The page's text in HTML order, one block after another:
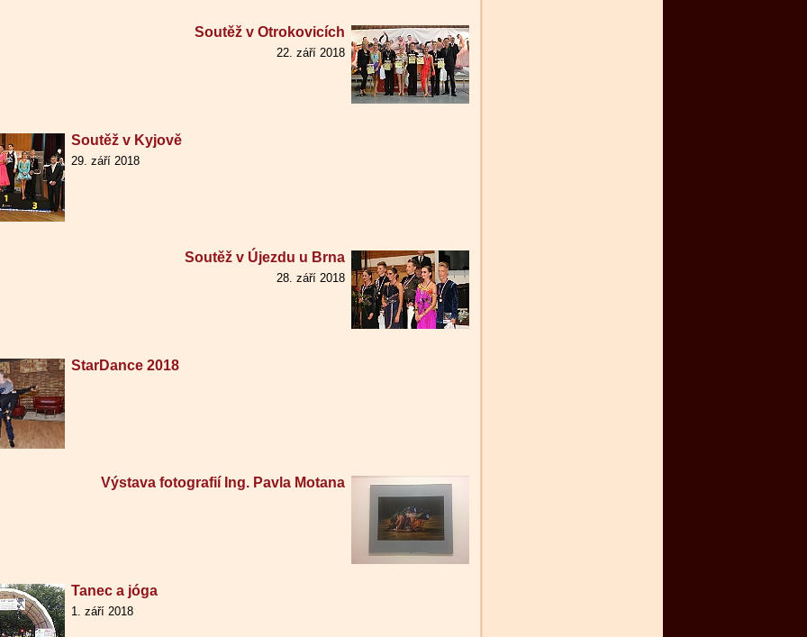
Soutěž v Otrokovicích
22. září 2018
Soutěž v Kyjově
29. září 2018
Soutěž v Újezdu u Brna
28. září 2018
StarDance 2018
Výstava fotografií Ing. Pavla Motana
Tanec a jóga
1. září 2018